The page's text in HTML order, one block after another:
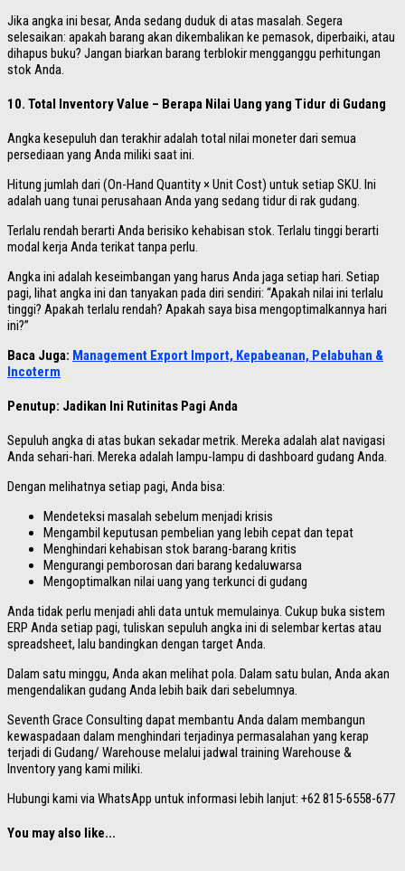
Jika angka ini besar, Anda sedang duduk di atas masalah. Segera
selesaikan: apakah barang akan dikembalikan ke pemasok, diperbaiki, atau
dihapus buku? Jangan biarkan barang terblokir mengganggu perhitungan
stok Anda.
10. Total Inventory Value – Berapa Nilai Uang yang Tidur di Gudang
Angka kesepuluh dan terakhir adalah total nilai moneter dari semua
persediaan yang Anda miliki saat ini.
Hitung jumlah dari (On-Hand Quantity × Unit Cost) untuk setiap SKU. Ini
adalah uang tunai perusahaan Anda yang sedang tidur di rak gudang.
Terlalu rendah berarti Anda berisiko kehabisan stok. Terlalu tinggi berarti
modal kerja Anda terikat tanpa perlu.
Angka ini adalah keseimbangan yang harus Anda jaga setiap hari. Setiap
pagi, lihat angka ini dan tanyakan pada diri sendiri: “Apakah nilai ini terlalu
tinggi? Apakah terlalu rendah? Apakah saya bisa mengoptimalkannya hari
ini?”
Baca Juga: Management Export Import, Kepabeanan, Pelabuhan &
Incoterm
Penutup: Jadikan Ini Rutinitas Pagi Anda
Sepuluh angka di atas bukan sekadar metrik. Mereka adalah alat navigasi
Anda sehari-hari. Mereka adalah lampu-lampu di dashboard gudang Anda.
Dengan melihatnya setiap pagi, Anda bisa:
Mendeteksi masalah sebelum menjadi krisis
Mengambil keputusan pembelian yang lebih cepat dan tepat
Menghindari kehabisan stok barang-barang kritis
Mengurangi pemborosan dari barang kedaluwarsa
Mengoptimalkan nilai uang yang terkunci di gudang
Anda tidak perlu menjadi ahli data untuk memulainya. Cukup buka sistem
ERP Anda setiap pagi, tuliskan sepuluh angka ini di selembar kertas atau
spreadsheet, lalu bandingkan dengan target Anda.
Dalam satu minggu, Anda akan melihat pola. Dalam satu bulan, Anda akan
mengendalikan gudang Anda lebih baik dari sebelumnya.
Seventh Grace Consulting dapat membantu Anda dalam membangun
kewaspadaan dalam menghindari terjadinya permasalahan yang kerap
terjadi di Gudang/ Warehouse melalui jadwal training Warehouse &
Inventory yang kami miliki.
Hubungi kami via WhatsApp untuk informasi lebih lanjut: +62 815-6558-677
You may also like...